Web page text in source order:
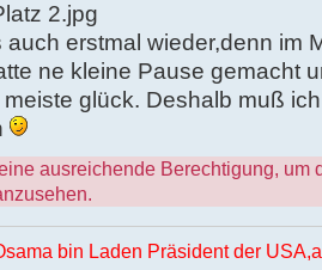
2.jpg
auch erstmal wieder,denn im
ne kleine Pause gemacht
glück. Deshalb muß
ausreichende Berechtigung, um
bin Laden Präsident der